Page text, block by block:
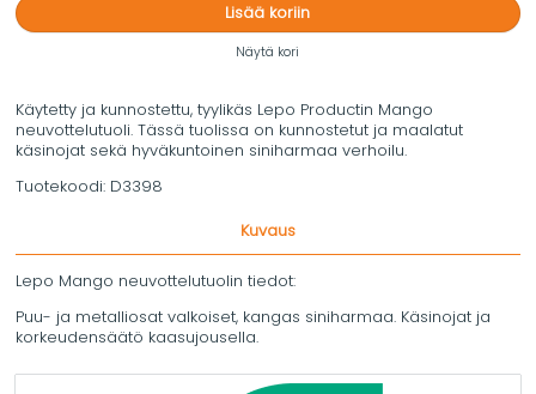
Lisää koriin
Näytä kori
Käytetty ja kunnostettu, tyylikäs Lepo Productin Mango
neuvottelutuoli. Tässä tuolissa on kunnostetut ja maalatut
käsinojat sekä hyväkuntoinen siniharmaa verhoilu.
Tuotekoodi: D3398
Kuvaus
Lepo Mango neuvottelutuolin tiedot:
Puu- ja metalliosat valkoiset, kangas siniharmaa. Käsinojat ja
korkeudensäätö kaasujousella.